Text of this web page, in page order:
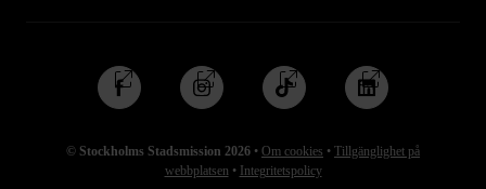
© Stockholms Stadsmission 2026 • Om cookies • Tillgänglighet på
webbplatsen • Integritetspolicy
Följ
oss
Facebook
Följ
oss
Instagram
Följ
oss
TikTok
Följ
oss
Linkedin